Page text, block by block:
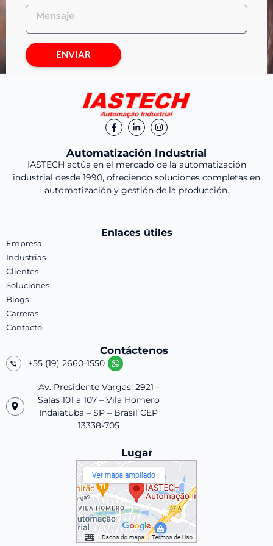
ENVIAR
Automatización Industrial
IASTECH actúa en el mercado de la automatización
industrial desde 1990, ofreciendo soluciones completas en
automatización y gestión de la producción.
Enlaces útiles
Empresa
Industrias
Clientes
Soluciones
Blogs
Carreras
Contacto
Contáctenos
+55 (19) 2660-1550
Av. Presidente Vargas, 2921 -
Salas 101 a 107 – Vila Homero
Indaiatuba – SP – Brasil CEP
13338-705
Lugar